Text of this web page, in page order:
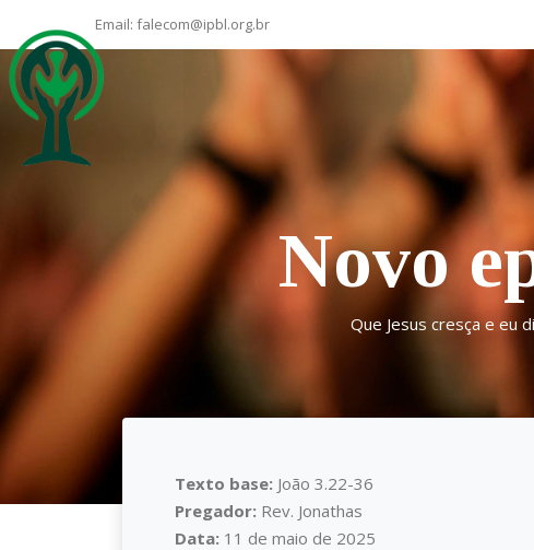
Email: falecom@ipbl.org.br
Novo
Que Jesus cresça e eu
Texto base: João 3.22-36
Pregador: Rev. Jonathas
Data: 11 de maio de 2025